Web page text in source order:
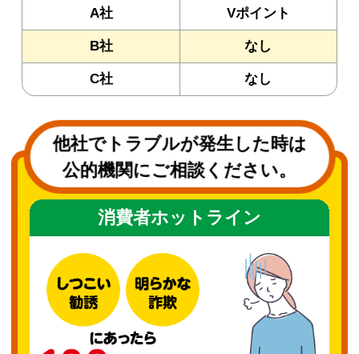
A社 Vポイント
B社 なし
C社 なし
他社でトラブルが発生した時は
公的機関にご相談ください。
消費者ホットライン